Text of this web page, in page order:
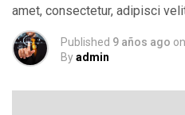
amet, consectetur, adipisci
Published 9 años ago on
Byadmin